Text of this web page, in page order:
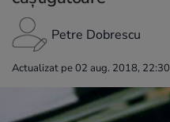
Petre Dobrescu
Actualizat pe 02 aug. 2018, 22:30